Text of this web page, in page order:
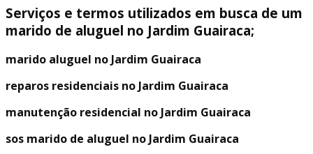
Serviços e termos utilizados em busca de um
marido de aluguel no Jardim Guairaca;
marido aluguel no Jardim Guairaca
reparos residenciais no Jardim Guairaca
manutenção residencial no Jardim Guairaca
sos marido de aluguel no Jardim Guairaca